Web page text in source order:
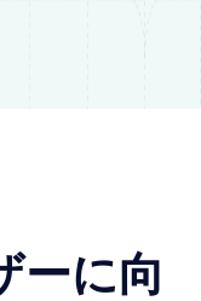
ーに向